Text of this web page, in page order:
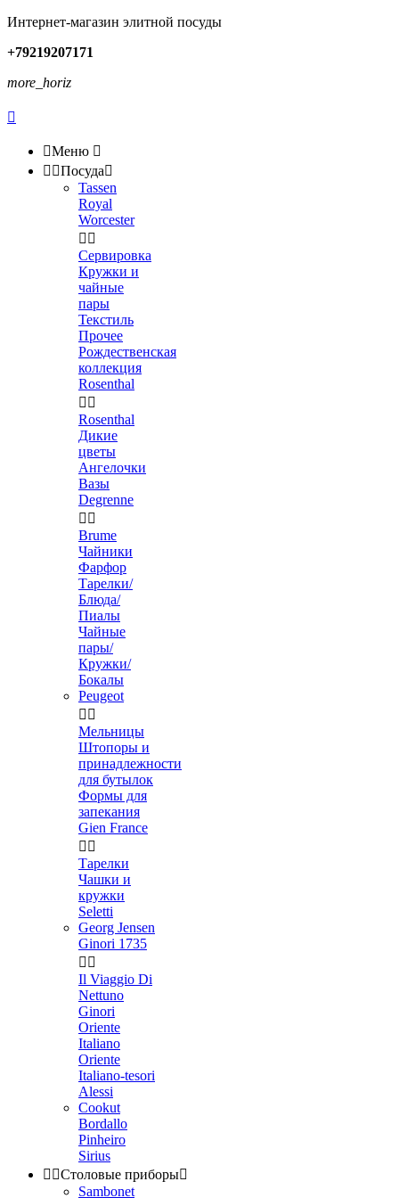
Интернет-магазин элитной посуды
+79219207171
more_horiz

Меню 
 Посуда
Tassen
Royal
Worcester
 
Сервировка
Кружки и
чайные
пары
Текстиль
Прочее
Рождественская
коллекция
Rosenthal
 
Rosenthal
Дикие
цветы
Ангелочки
Вазы
Degrenne
 
Brume
Чайники
Фарфор
Тарелки/
Блюда/
Пиалы
Чайные
пары/
Кружки/
Бокалы
Peugeot
 
Мельницы
Штопоры и
принадлежности
для бутылок
Формы для
запекания
Gien France
 
Тарелки
Чашки и
кружки
Seletti
Georg Jensen
Ginori 1735
 
Il Viaggio Di
Nettuno
Ginori
Oriente
Italiano
Oriente
Italiano-tesori
Alessi
Cookut
Bordallo
Pinheiro
Sirius
 Столовые приборы
Sambonet